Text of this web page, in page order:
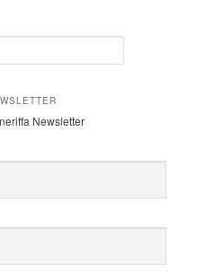
Newsletter